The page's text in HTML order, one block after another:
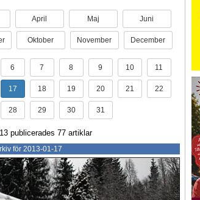
April Maj Juni
Oktober November December
6 7 8 9 10 11
17 18 19 20 21 22
28 29 30 31
publicerades 77 artiklar
för 2013-01-17